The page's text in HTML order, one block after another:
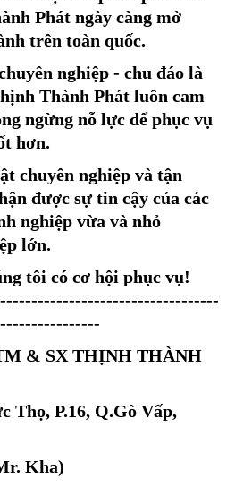
Phát ngày càng mở
trên toàn quốc.
nghiệp - chu đáo là
Thành Phát luôn cam
ngừng nỗ lực để phục vụ
hơn.
chuyên nghiệp và tận
được sự tin cậy của các
nghiệp vừa và nhỏ
lớn.
tôi có cơ hội phục vụ!
& SX THỊNH THÀNH
Thọ, P.16, Q.Gò Vấp,
Kha)